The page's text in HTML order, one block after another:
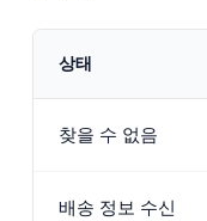
상태
찾을 수 없음
배송 정보 수신